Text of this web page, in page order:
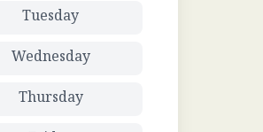
Tuesday
Wednesday
Thursday